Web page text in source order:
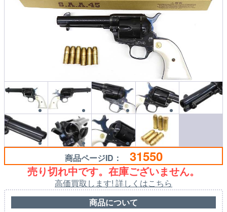
商品ページID： 31550
売り切れ中です。在庫ございません。
高価買取します! 詳しくはこちら
商品について